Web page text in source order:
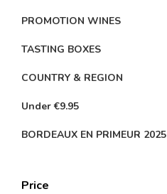
PROMOTION WINES
TASTING BOXES
COUNTRY & REGION
Under €9.95
BORDEAUX EN PRIMEUR 2025
Price